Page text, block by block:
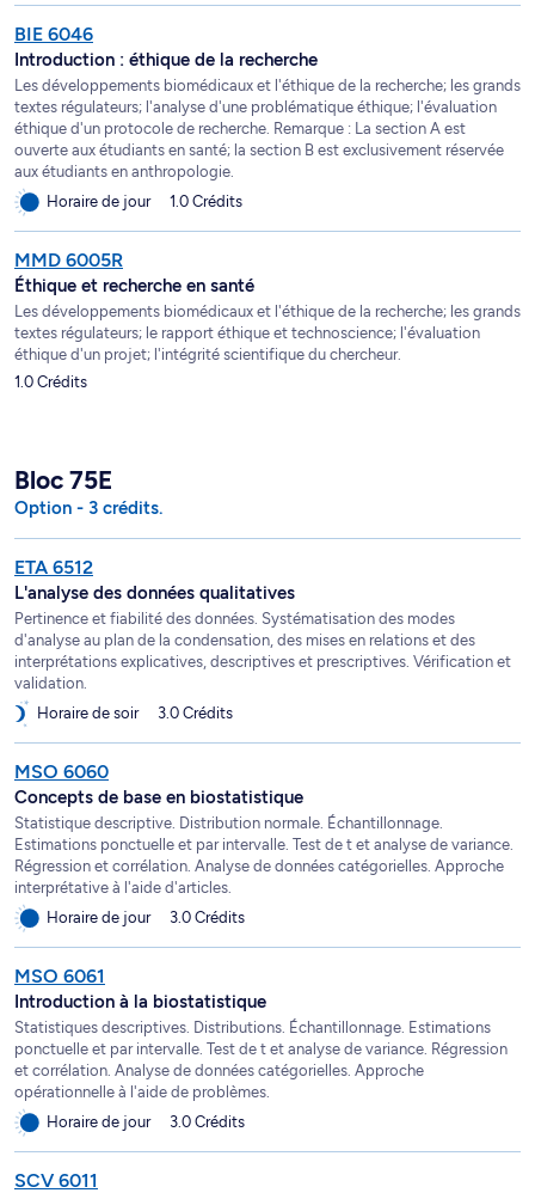
BIE 6046
Introduction : éthique de la recherche
Les développements biomédicaux et l'éthique de la recherche; les grands
textes régulateurs; l'analyse d'une problématique éthique; l'évaluation
éthique d'un protocole de recherche. Remarque : La section A est
ouverte aux étudiants en santé; la section B est exclusivement réservée
aux étudiants en anthropologie.
Horaire de jour
1.0 Crédits
MMD 6005R
Éthique et recherche en santé
Les développements biomédicaux et l'éthique de la recherche; les grands
textes régulateurs; le rapport éthique et technoscience; l'évaluation
éthique d'un projet; l'intégrité scientifique du chercheur.
1.0 Crédits
Bloc 75E
Option - 3 crédits.
ETA 6512
L'analyse des données qualitatives
Pertinence et fiabilité des données. Systématisation des modes
d'analyse au plan de la condensation, des mises en relations et des
interprétations explicatives, descriptives et prescriptives. Vérification et
validation.
Horaire de soir
3.0 Crédits
MSO 6060
Concepts de base en biostatistique
Statistique descriptive. Distribution normale. Échantillonnage.
Estimations ponctuelle et par intervalle. Test de t et analyse de variance.
Régression et corrélation. Analyse de données catégorielles. Approche
interprétative à l'aide d'articles.
Horaire de jour
3.0 Crédits
MSO 6061
Introduction à la biostatistique
Statistiques descriptives. Distributions. Échantillonnage. Estimations
ponctuelle et par intervalle. Test de t et analyse de variance. Régression
et corrélation. Analyse de données catégorielles. Approche
opérationnelle à l'aide de problèmes.
Horaire de jour
3.0 Crédits
SCV 6011